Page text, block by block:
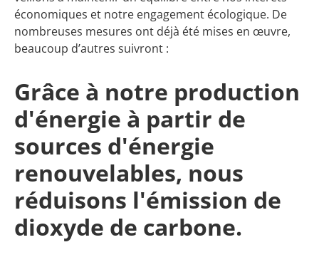
économiques et notre engagement écologique. De
nombreuses mesures ont déjà été mises en œuvre,
beaucoup d’autres suivront :
Grâce à notre production
d'énergie à partir de
sources d'énergie
renouvelables, nous
réduisons l'émission de
dioxyde de carbone.